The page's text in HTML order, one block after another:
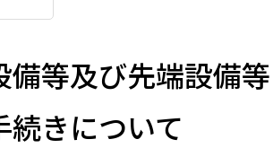
等及び先端設備等
きについて